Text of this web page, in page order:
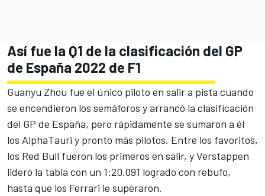
Así fue la Q1 de la clasificación del GP
de España 2022 de F1
Guanyu Zhou fue el único piloto en salir a pista cuando
se encendieron los semáforos y arrancó la clasificación
del GP de España, pero rápidamente se sumaron a él
los AlphaTauri y pronto más pilotos. Entre los favoritos,
los Red Bull fueron los primeros en salir, y Verstappen
lideró la tabla con un 1:20.091 logrado con rebufo,
hasta que los Ferrari le superaron.